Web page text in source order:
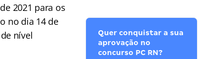
2021 para os
no dia 14 de
nível
Quer conquistar a sua
aprovação no
concurso PC RN?